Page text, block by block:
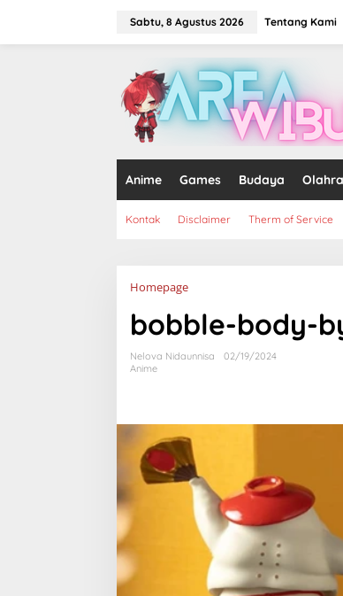
Sabtu, 8 Agustus 2026 Tentang Kami
Anime Games Budaya
Kontak Disclaimer Therm of Service
HomepageLampiran
bobble-body-
Nelova Nidaunnisa
02/19/2024
Anime